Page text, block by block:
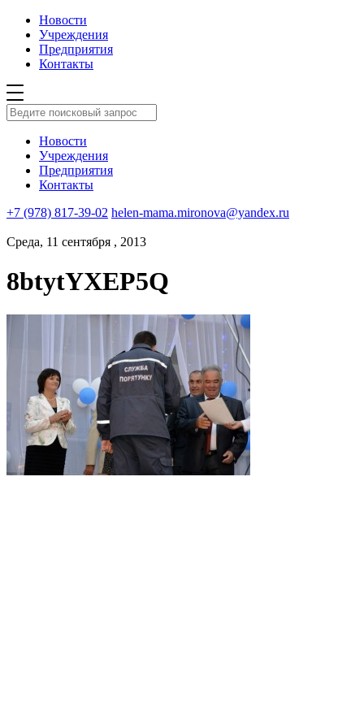
Новости
Учреждения
Предприятия
Контакты
Новости
Учреждения
Предприятия
Контакты
+7 (978) 817-39-02 helen-mama.mironova@yandex.ru
Среда, 11 сентября , 2013
8btytYXEP5Q